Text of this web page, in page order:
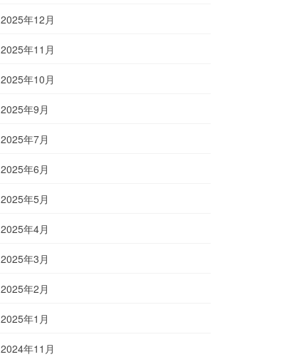
2025年12月
2025年11月
2025年10月
2025年9月
2025年7月
2025年6月
2025年5月
2025年4月
2025年3月
2025年2月
2025年1月
2024年11月